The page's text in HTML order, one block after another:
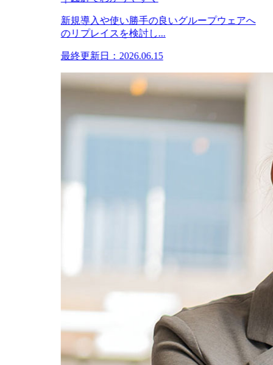
新規導入や使い勝手の良いグループウェアへ
のリプレイスを検討し...
最終更新日：2026.06.15